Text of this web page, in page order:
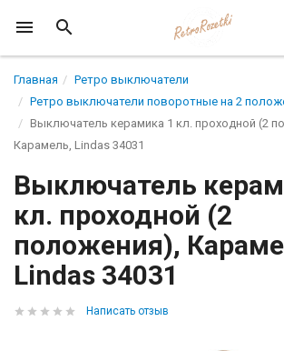
Главная
Ретро выключатели
Ретро выключатели поворотные на 2
Выключатель керамика 1 кл. проходной (2
Карамель, Lindas 34031
Выключатель
кл. проходной (2
положения),
Lindas 34031
Написать отзыв